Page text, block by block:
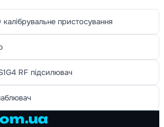
пристосування
RF підсилювач